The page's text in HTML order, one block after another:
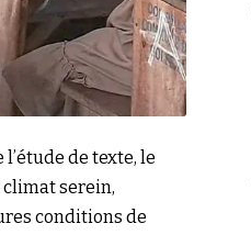
de texte, le
climat serein,
conditions de